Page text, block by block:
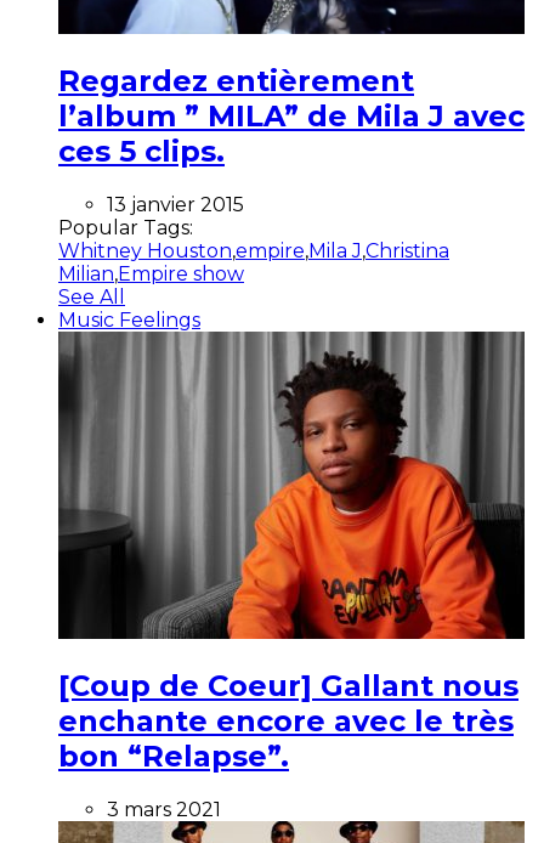
Regardez entièrement
l’album ” MILA” de Mila J avec
ces 5 clips.
13 janvier 2015
Popular Tags:
Whitney Houston,empire,Mila J,Christina
Milian,Empire show
See All
Music Feelings
[Coup de Coeur] Gallant nous
enchante encore avec le très
bon “Relapse”.
3 mars 2021